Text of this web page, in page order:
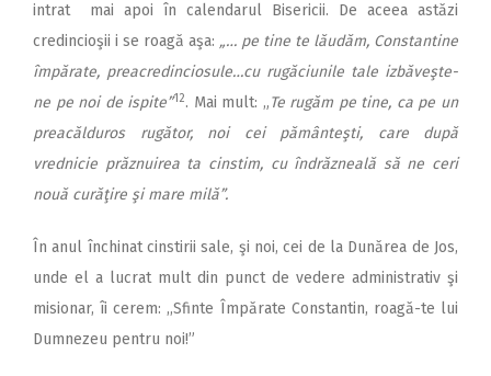
intrat mai apoi în calendarul Bisericii. De aceea astăzi
credincioşii i se roagă aşa: „… pe tine te lăudăm, Constantine
împărate, preacredinciosule…cu rugăciunile tale izbăveşte-
ne pe noi de ispite”12. Mai mult: „Te rugăm pe tine, ca pe un
preacălduros rugător, noi cei pământeşti, care după
vrednicie prăznuirea ta cinstim, cu îndrăzneală să ne ceri
nouă curăţire şi mare milă”.
În anul închinat cinstirii sale, şi noi, cei de la Dunărea de Jos,
unde el a lucrat mult din punct de vedere administrativ şi
misionar, îi cerem: ,,Sfinte Împărate Constantin, roagă-te lui
Dumnezeu pentru noi!”